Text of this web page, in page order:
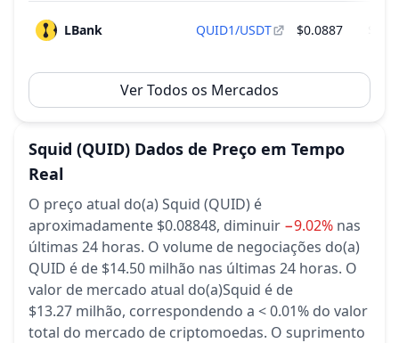
LBank QUID1/USDT $0.0887
Ver Todos os Mercados
Squid (QUID) Dados de Preço em Tempo
Real
O preço atual do(a) Squid (QUID) é
aproximadamente $0.08848, diminuir −9.02% nas
últimas 24 horas. O volume de negociações do(a)
QUID é de $14.50 milhão nas últimas 24 horas. O
valor de mercado atual do(a)Squid é de
$13.27 milhão, correspondendo a < 0.01% do valor
total do mercado de criptomoedas. O suprimento